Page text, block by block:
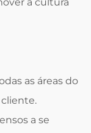
as áreas do
a se